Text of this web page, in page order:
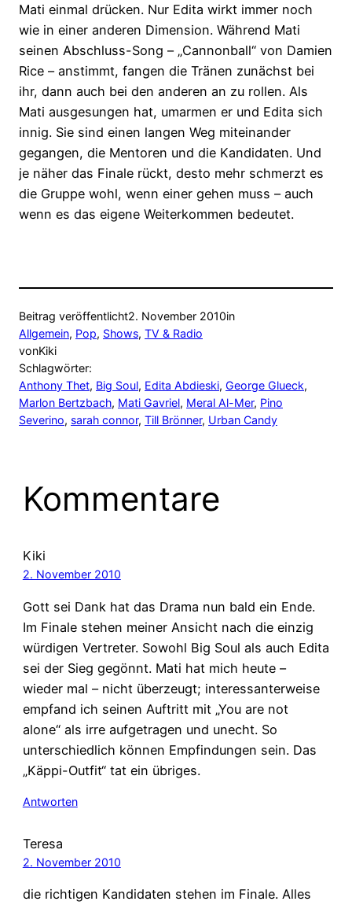
Mati einmal drücken. Nur Edita wirkt immer noch
wie in einer anderen Dimension. Während Mati
seinen Abschluss-Song – „Cannonball“ von Damien
Rice – anstimmt, fangen die Tränen zunächst bei
ihr, dann auch bei den anderen an zu rollen. Als
Mati ausgesungen hat, umarmen er und Edita sich
innig. Sie sind einen langen Weg miteinander
gegangen, die Mentoren und die Kandidaten. Und
je näher das Finale rückt, desto mehr schmerzt es
die Gruppe wohl, wenn einer gehen muss – auch
wenn es das eigene Weiterkommen bedeutet.
Beitrag veröffentlicht2. November 2010in
Allgemein, Pop, Shows, TV & Radio
vonKiki
Schlagwörter:
Anthony Thet, Big Soul, Edita Abdieski, George Glueck
Marlon Bertzbach, Mati Gavriel, Meral Al-Mer, Pino
Severino, sarah connor, Till Brönner, Urban Candy
Kommentare
Kiki
2. November 2010
Gott sei Dank hat das Drama nun bald ein Ende.
Im Finale stehen meiner Ansicht nach die einzig
würdigen Vertreter. Sowohl Big Soul als auch Edita
sei der Sieg gegönnt. Mati hat mich heute –
wieder mal – nicht überzeugt; interessanterweise
empfand ich seinen Auftritt mit „You are not
alone“ als irre aufgetragen und unecht. So
unterschiedlich können Empfindungen sein. Das
„Käppi-Outfit“ tat ein übriges.
Antworten
Teresa
2. November 2010
die richtigen Kandidaten stehen im Finale. Alles